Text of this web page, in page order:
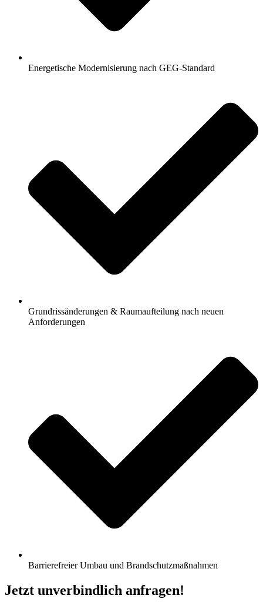
Energetische Modernisierung nach GEG-Standard
Grundrissänderungen & Raumaufteilung nach neuen
Anforderungen
Barrierefreier Umbau und Brandschutzmaßnahmen
Jetzt unverbindlich anfragen!